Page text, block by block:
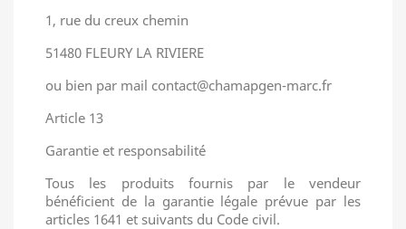
1, rue du creux chemin
51480 FLEURY LA RIVIERE
ou bien par mail contact@chamapgen-marc.fr
Article 13
Garantie et responsabilité
Tous les produits fournis par le vendeur
bénéficient de la garantie légale prévue par les
articles 1641 et suivants du Code civil.